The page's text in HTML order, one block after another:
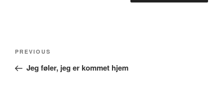
Post
Previous
Post
PREVIOUS
Jeg føler, jeg er kommet hjem